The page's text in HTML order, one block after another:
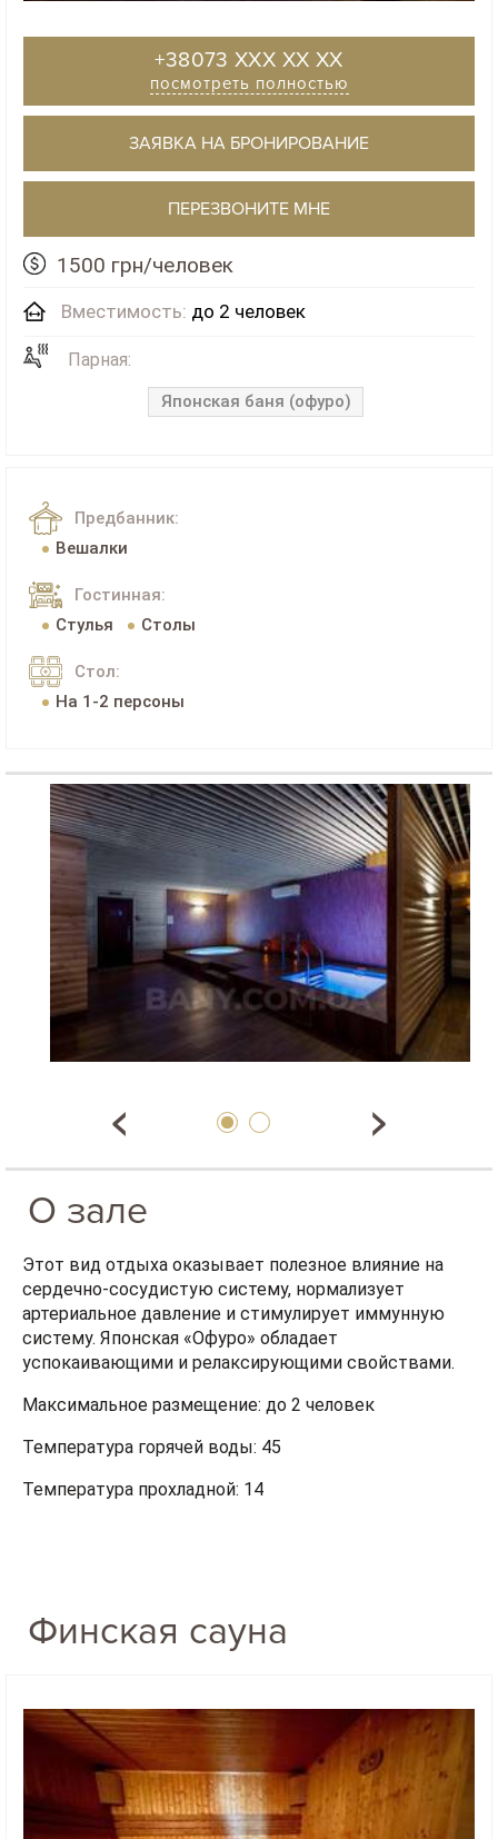
+38073 XXX XX XX
посмотреть полностью
ЗАЯВКА НА БРОНИРОВАНИЕ
ПЕРЕЗВОНИТЕ МНЕ
1500 грн/человек
Вместимость: до 2 человек
Парная:
Японская баня (офуро)
Предбанник:
Вешалки
Гостинная:
Стулья
Столы
Стол:
На 1-2 персоны
О зале
Этот вид отдыха оказывает полезное влияние на
сердечно-сосудистую систему, нормализует
артериальное давление и стимулирует иммунную
систему. Японская «Офуро» обладает
успокаивающими и релаксирующими свойствами.
Максимальное размещение: до 2 человек
Температура горячей воды: 45
Температура прохладной: 14
Финская сауна